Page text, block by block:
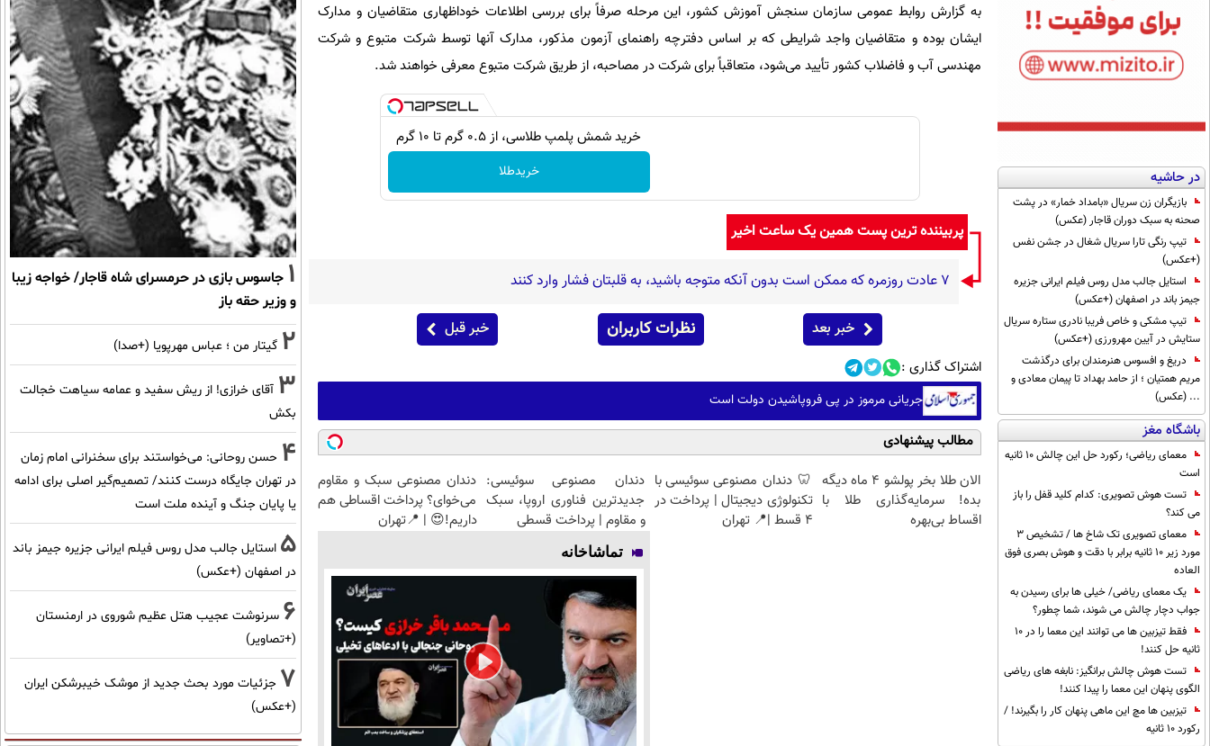
در حاشیه
بازیگران زن سریال «بامداد خمار» در پشت
صحنه به سبک دوران قاجار (عکس)
تیپ رنگی تارا سریال شغال در جشن نفس
(+عکس)
استایل جالب مدل روس فیلم ایرانی جزیره
جیمز باند در اصفهان (+عکس)
تیپ مشکی و خاص فریبا نادری ستاره سریال
ستایش در آیین مهرورزی (+عکس)
دریغ و افسوس هنرمندان برای درگذشت
مریم همتیان ؛ از حامد بهداد تا پیمان معادی و
... (عکس)
باشگاه مغز
معمای ریاضی؛ رکورد حل این چالش 10 ثانیه
است
تست هوش تصویری: کدام کلید قفل را باز
می کند؟
معمای تصویری تک شاخ ها / تشخیص 3
مورد زیر 10 ثانیه برابر با دقت و هوش بصری فوق
العاده
یک معمای ریاضی/ خیلی ها برای رسیدن به
جواب دچار چالش می شوند، شما چطور؟
فقط تیزبین ها می توانند این معما را در 10
ثانیه حل کنند!
تست هوش چالش برانگیز: نابغه های ریاضی
الگوی پنهان این معما را پیدا کنند!
تیزبین ها مچ این ماهی پنهان کار را بگیرند! /
رکورد 10 ثانیه
به گزارش روابط عمومی سازمان سنجش آموزش کشور، این مرحله صرفاً برای بررسی اطلاعات خوداظهاری متقاضیان و مدارک
ایشان بوده و متقاضیان واجد شرایطی که بر اساس دفترچه راهنمای آزمون مذکور، مدارک آنها توسط شرکت متبوع و شرکت
مهندسی آب و فاضلاب کشور تأیید می‌شود، متعاقباً برای شرکت در مصاحبه، از طریق شرکت متبوع معرفی خواهند شد.
خرید شمش پلمپ طلاسی، از ۰.۵ گرم تا ۱۰ گرم
خریدطلا
پربیننده ترین پست همین یک ساعت اخیر
۷ عادت روزمره که ممکن است بدون آنکه متوجه باشید، به قلبتان فشار وارد کنند
خبر بعد نظرات کاربران خبر قبل
اشتراک گذاری :
جریانی مرموز در پی فروپاشیدن دولت است
مطالب پیشنهادی
الان طلا بخر پولشو 4 ماه دیگه
بده! سرمایه‌گذاری طلا با
اقساط بی‌بهره
🦷 دندان مصنوعی سوئیسی با
تکنولوژی دیجیتال | پرداخت در
4 قسط |📍 تهران
دندان مصنوعی سوئیسی:
جدیدترین فناوری اروپا، سبک
و مقاوم | پرداخت قسطی
دندان مصنوعی سبک و مقاوم
می‌خوای؟ پرداخت اقساطی هم
داریم!😍 | 📍تهران
تماشاخانه
1 جاسوس بازی در حرمسرای شاه قاجار/ خواجه زیبا
و وزیر حقه باز
2 گیتار من ؛ عباس مهرپویا (+صدا)
3 آقای خرازی! از ریش سفید و عمامه سیاهت خجالت
بکش
4 حسن روحانی: می‌خواستند برای سخنرانی امام زمان
در تهران جایگاه درست کنند/ تصمیم‌گیر اصلی برای ادامه
یا پایان جنگ و آینده ملت است
5 استایل جالب مدل روس فیلم ایرانی جزیره جیمز باند
در اصفهان (+عکس)
6 سرنوشت عجیب هتل عظیم شوروی در ارمنستان
(+تصاویر)
7 جزئیات مورد بحث جدید از موشک خیبرشکن ایران
(+عکس)